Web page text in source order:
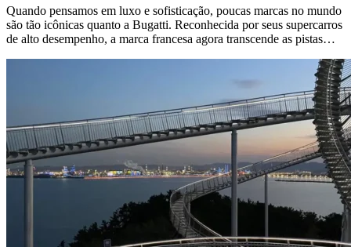
Quando pensamos em luxo e sofisticação, poucas marcas no mundo
são tão icônicas quanto a Bugatti. Reconhecida por seus supercarros
de alto desempenho, a marca francesa agora transcende as pistas…